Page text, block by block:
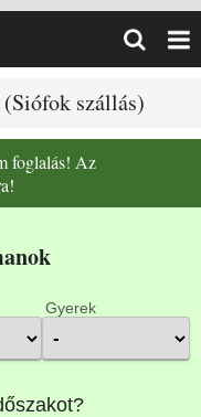
szállás)
foglalás! Az
Gyerek